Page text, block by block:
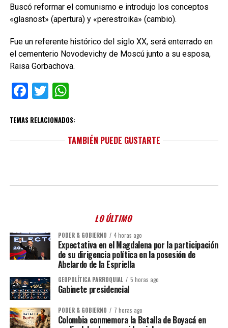
Buscó reformar el comunismo e introdujo los conceptos
«glasnost» (apertura) y «perestroika» (cambio).
Fue un referente histórico del siglo XX, será enterrado en
el cementerio Novodevichy de Moscú junto a su esposa,
Raisa Gorbachova.
Facebook
TwitterWhatsApp
TEMAS RELACIONADOS:
TAMBIÉN PUEDE GUSTARTE
LO ÚLTIMO
PODER & GOBIERNO 4 horas ago
Expectativa en el Magdalena por la participación
de su dirigencia política en la posesión de
Abelardo de la Espriella
GEOPOLÍTICA PARROQUIAL 5 horas ago
Gabinete presidencial
PODER & GOBIERNO 7 horas ago
Colombia conmemora la Batalla de Boyacá en